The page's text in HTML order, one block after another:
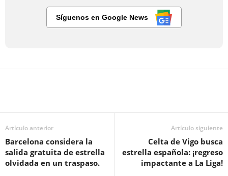
Síguenos en Google News
Artículo anterior
Barcelona considera la
salida gratuita de estrella
olvidada en un traspaso.
Artículo siguiente
Celta de Vigo busca
estrella española: ¡regreso
impactante a La Liga!